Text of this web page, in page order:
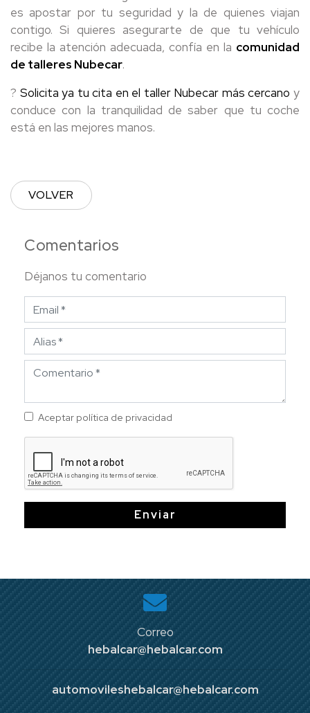
Comentarios
Déjanos tu comentario
Aceptar política de privacidad
Enviar
es apostar por tu seguridad y la de quienes viajan
contigo. Si quieres asegurarte de que tu vehículo
recibe la atención adecuada, confía en la comunidad
de talleres Nubecar.
? Solicita ya tu cita en el taller Nubecar más cercano y
conduce con la tranquilidad de saber que tu coche
está en las mejores manos.
VOLVER
Correo
hebalcar@hebalcar.com
automovileshebalcar@hebalcar.com